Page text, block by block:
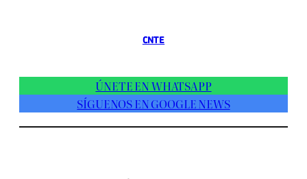
CNTE
ÚNETE EN WHATSAPP
SÍGUENOS EN GOOGLE NEWS